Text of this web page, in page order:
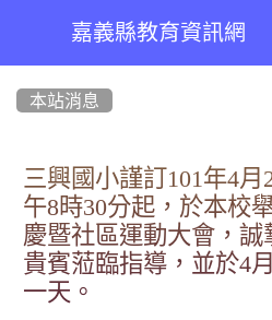
嘉義縣教育資訊網
本站消息
三興國小謹訂101年4
午8時30分起，於本校
慶暨社區運動大會，誠
貴賓蒞臨指導，並於4
一天。